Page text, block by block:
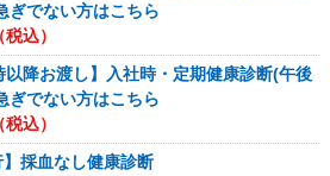
でない方はこちら
込）
以降お渡し】入社時・定期健康診断(午後
でない方はこちら
込）
】採血なし健康診断